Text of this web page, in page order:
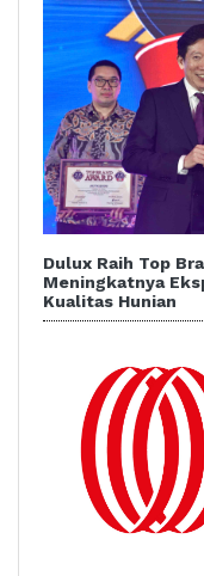
Dulux Raih Top
Meningkatnya
Kualitas Hunian